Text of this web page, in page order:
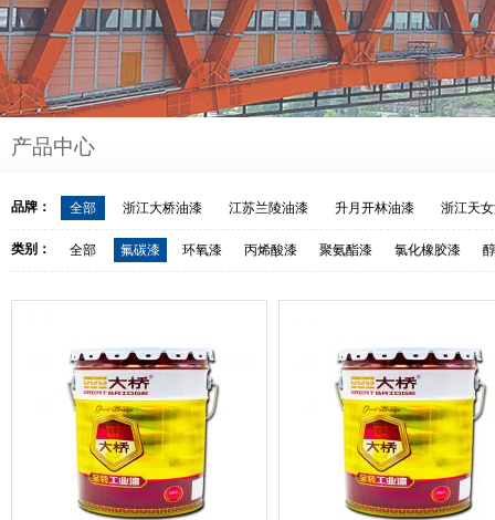
产品中心
品牌： 全部 浙江大桥油漆 江苏兰陵油漆 升月开林油漆 浙江天
类别： 全部 氟碳漆 环氧漆 丙烯酸漆 聚氨酯漆 氯化橡胶漆